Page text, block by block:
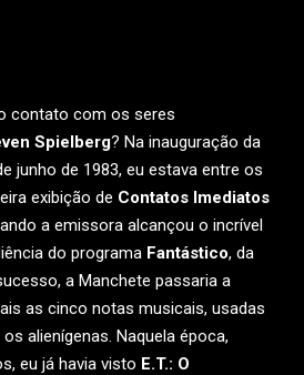
contato com os seres
Spielberg? Na inauguração da
junho de 1983, eu estava entre os
exibição de Contatos Imediatos
a emissora alcançou o incrível
do programa Fantástico, da
a Manchete passaria a
as cinco notas musicais, usadas
alienígenas. Naquela época,
eu já havia visto E.T.: O